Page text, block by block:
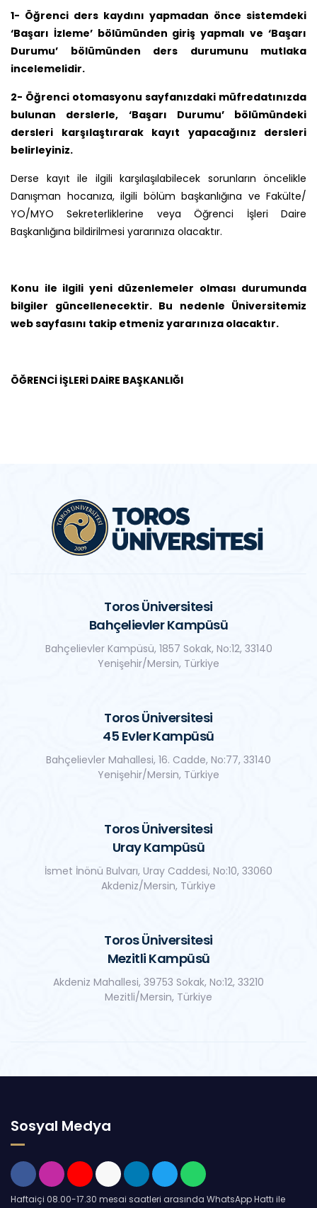
1- Öğrenci ders kaydını yapmadan önce sistemdeki
‘Başarı İzleme’ bölümünden giriş yapmalı ve ‘Başarı
Durumu’ bölümünden ders durumunu mutlaka
incelemelidir.
2- Öğrenci otomasyonu sayfanızdaki müfredatınızda
bulunan derslerle, ‘Başarı Durumu’ bölümündeki
dersleri karşılaştırarak kayıt yapacağınız dersleri
belirleyiniz.
Derse kayıt ile ilgili karşılaşılabilecek sorunların öncelikle
Danışman hocanıza, ilgili bölüm başkanlığına ve Fakülte/
YO/MYO Sekreterliklerine veya Öğrenci İşleri Daire
Başkanlığına bildirilmesi yararınıza olacaktır.
Konu ile ilgili yeni düzenlemeler olması durumunda
bilgiler güncellenecektir. Bu nedenle Üniversitemiz
web sayfasını takip etmeniz yararınıza olacaktır.
ÖĞRENCİ İŞLERİ DAİRE BAŞKANLIĞI
Toros Üniversitesi
Bahçelievler Kampüsü
Bahçelievler Kampüsü, 1857 Sokak, No:12, 33140
Yenişehir/Mersin, Türkiye
Toros Üniversitesi
45 Evler Kampüsü
Bahçelievler Mahallesi, 16. Cadde, No:77, 33140
Yenişehir/Mersin, Türkiye
Toros Üniversitesi
Uray Kampüsü
İsmet İnönü Bulvarı, Uray Caddesi, No:10, 33060
Akdeniz/Mersin, Türkiye
Toros Üniversitesi
Mezitli Kampüsü
Akdeniz Mahallesi, 39753 Sokak, No:12, 33210
Mezitli/Mersin, Türkiye
Sosyal Medya
Haftaiçi 08.00-17.30 mesai saatleri arasında WhatsApp Hattı ile